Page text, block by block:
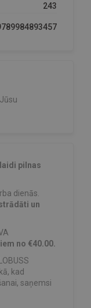
243
pilnas
dienās.
un
no €40.00.
kad
saņemsi